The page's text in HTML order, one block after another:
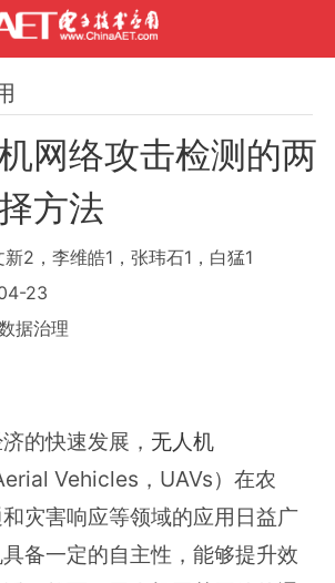
网络攻击检测的两
方法
2，李维皓1，张玮石1，白猛1
23
据治理
的快速发展， 无人机
Vehicles，UAVs）在农
灾害响应等领域的应用日益广
备一定的自主性，能够提升效